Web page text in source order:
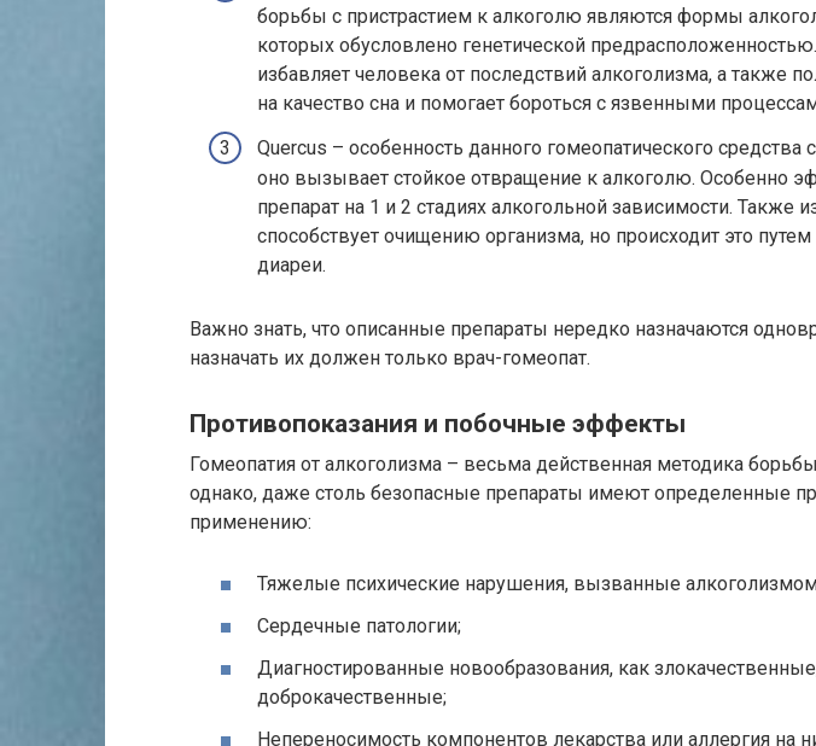
борьбы с пристрастием к алкоголю являются формы
которых обусловлено генетической
избавляет человека от последствий алкоголизма, а также
на качество сна и помогает бороться с язвенными
Quercus – особенность данного гомеопатического средства
оно вызывает стойкое отвращение к алкоголю. Особенно
препарат на 1 и 2 стадиях алкогольной зависимости. Также
способствует очищению организма, но происходит это
диареи.
Важно знать, что описанные препараты нередко назначаются
назначать их должен только врач-гомеопат.
Противопоказания и побочные эффекты
Гомеопатия от алкоголизма – весьма действенная методика
однако, даже столь безопасные препараты имеют определенные
применению:
Тяжелые психические нарушения, вызванные
Сердечные патологии;
Диагностированные новообразования, как
доброкачественные;
Непереносимость компонентов лекарства или аллергия на